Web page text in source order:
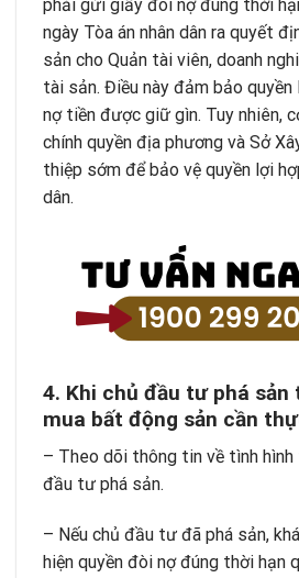
phải gửi giấy đòi nợ đúng thời
ngày Tòa án nhân dân ra quyết
sản cho Quản tài viên, doanh
tài sản. Điều này đảm bảo quyền
nợ tiền được giữ gìn. Tuy nhiên,
chính quyền địa phương và Sở
thiệp sớm để bảo vệ quyền lợi
dân.
4. Khi chủ đầu tư phá sản
mua bất động sản cần
– Theo dõi thông tin về tình hình
đầu tư phá sản.
– Nếu chủ đầu tư đã phá sản,
hiện quyền đòi nợ đúng thời hạn